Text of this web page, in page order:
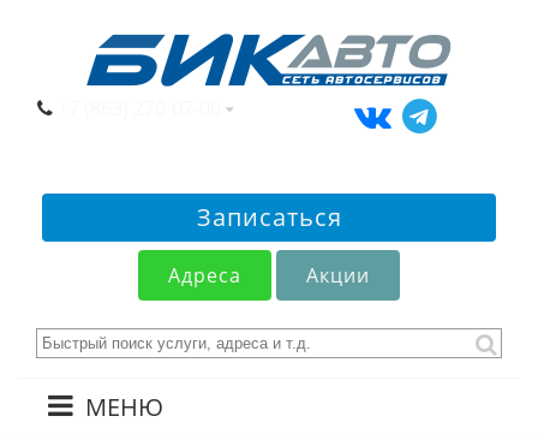
Записаться
Адреса Акции
МЕНЮ